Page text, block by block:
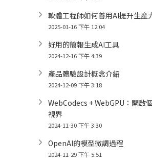
軟體工程師如何善用AI提升生產
2025-01-16 下午 12:04
好用的簡報生成AI工具
2024-12-16 下午 4:39
產品體驗設計概念介紹
2024-12-09 下午 3:18
WebCodecs + WebGPU：開啟
視界
2024-11-30 下午 3:30
OpenAI的模型微調過程
2024-11-29 下午 5:51